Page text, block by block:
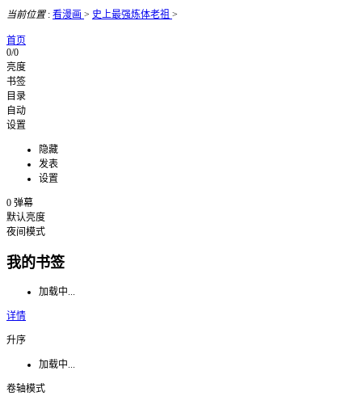
当前位置: 看漫画 > 史上最强炼体老祖 >
首页
0/0
亮度
书签
目录
自动
设置
隐藏
发表
设置
0 弹幕
默认亮度
夜间模式
我的书签
加载中...
详情
升序
加载中...
卷轴模式